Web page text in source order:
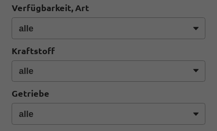
Verfügbarkeit, Art
Kraftstoff
Getriebe